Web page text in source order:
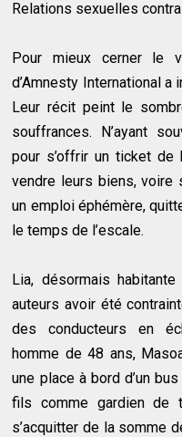
Relations sexuelles
Pour mieux cerner le
d’Amnesty International
Leur récit peint le
souffrances. N’ayant
pour s’offrir un ticket de
vendre leurs biens, voire
un emploi éphémère,
le temps de l’escale.
Lia, désormais
auteurs avoir été
des conducteurs en
homme de 48 ans,
une place à bord d’un
fils comme gardien de
s’acquitter de la somme